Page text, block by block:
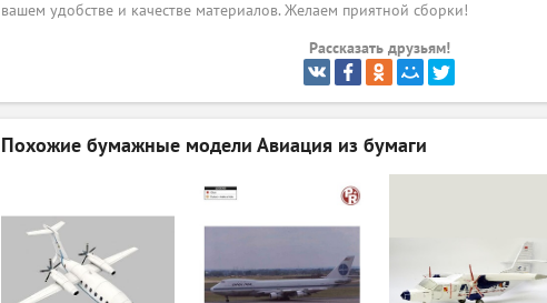
вашем удобстве и качестве материалов. Желаем приятной сборки!
Рассказать друзьям!
Похожие бумажные модели Авиация из бумаги